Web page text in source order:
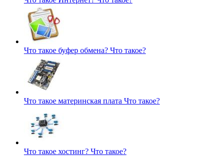
Что такое буфер обмена? Что такое?
Что такое материнская плата Что такое?
Что такое хостинг? Что такое?